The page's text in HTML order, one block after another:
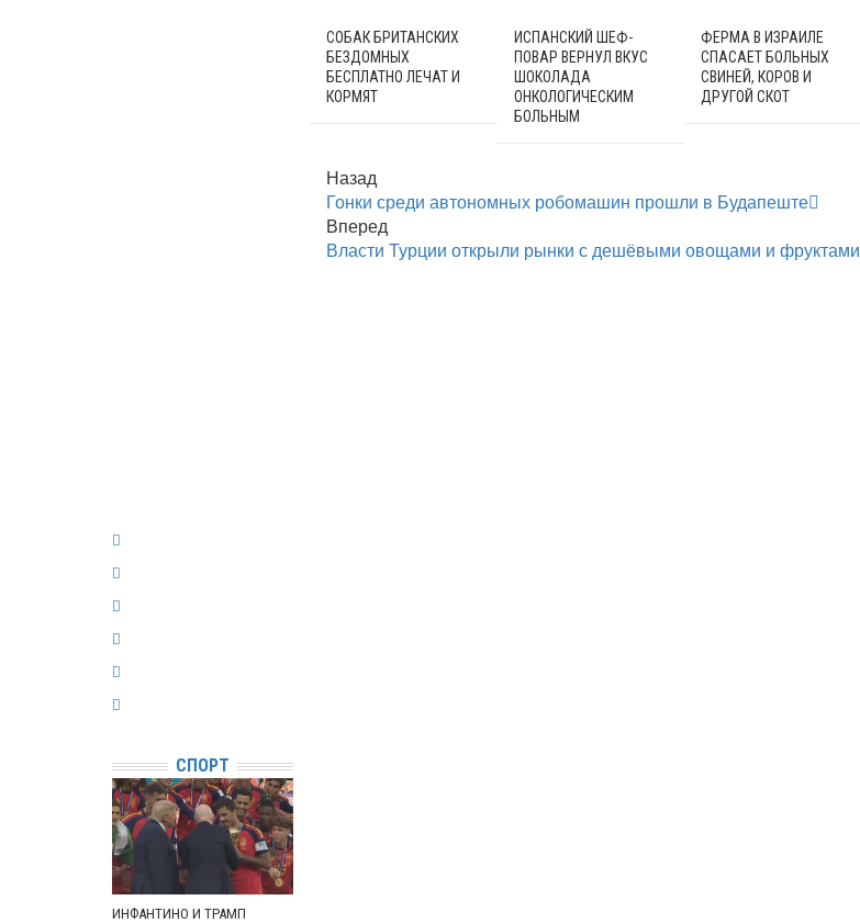
СОБАК БРИТАНСКИХ
БЕЗДОМНЫХ
БЕСПЛАТНО ЛЕЧАТ И
КОРМЯТ
ИСПАНСКИЙ ШЕФ-
ПОВАР ВЕРНУЛ ВКУС
ШОКОЛАДА
ОНКОЛОГИЧЕСКИМ
БОЛЬНЫМ
ФЕРМА В ИЗРАИЛЕ
СПАСАЕТ БОЛЬНЫХ
СВИНЕЙ, КОРОВ И
ДРУГОЙ СКОТ
Назад
Гонки среди автономных робомашин прошли в Будапеште
Вперед
Власти Турции открыли рынки с дешёвыми овощами и фруктами
СПОРТ
ИНФАНТИНО И ТРАМП